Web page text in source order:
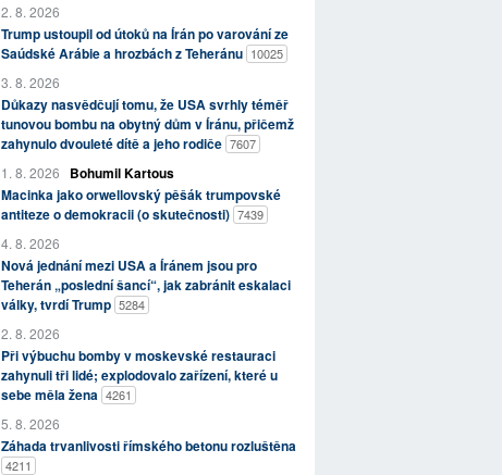
2. 8. 2026
Trump ustoupil od útoků na Írán po varování ze
Saúdské Arábie a hrozbách z Teheránu 10025
3. 8. 2026
Důkazy nasvědčují tomu, že USA svrhly téměř
tunovou bombu na obytný dům v Íránu, přičemž
zahynulo dvouleté dítě a jeho rodiče 7607
1. 8. 2026
Bohumil Kartous
Macinka jako orwellovský pěšák trumpovské
antiteze o demokracii (o skutečnosti) 7439
4. 8. 2026
Nová jednání mezi USA a Íránem jsou pro
Teherán „poslední šancí“, jak zabránit eskalaci
války, tvrdí Trump 5284
2. 8. 2026
Při výbuchu bomby v moskevské restauraci
zahynuli tři lidé; explodovalo zařízení, které u
sebe měla žena 4261
5. 8. 2026
Záhada trvanlivosti římského betonu rozluštěna
4211